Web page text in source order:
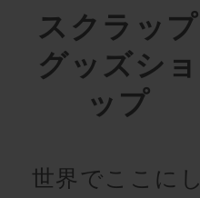
スクラップ
グッズショ
ップ
世界でここにし